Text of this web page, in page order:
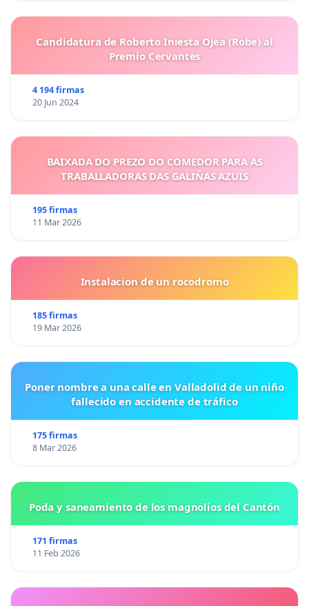
Candidatura de Roberto Iniesta Ojea (Robe) al
Premio Cervantes
4 194 firmas
20 Jun 2024
BAIXADA DO PREZO DO COMEDOR PARA AS
TRABALLADORAS DAS GALIÑAS AZUIS
195 firmas
11 Mar 2026
Instalacion de un rocodromo
185 firmas
19 Mar 2026
Poner nombre a una calle en Valladolid de un niño
fallecido en accidente de tráfico
175 firmas
8 Mar 2026
Poda y saneamiento de los magnolios del Cantón
171 firmas
11 Feb 2026